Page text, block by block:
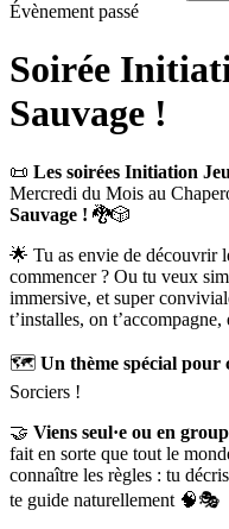
Évènement passé
Soirée
Sauvage !
📜 Les soirées Initiation
Mercredi du Mois au
Sauvage ! 🐉🎲
🌟 Tu as envie de découvrir
commencer ? Ou tu veux
immersive, et super
t’installes, on
🗺️ Un thème spécial pour
Sorciers !
🤝 Viens seul·e ou en
fait en sorte que tout le
connaître les règles : tu
te guide naturellement 🧠🎭